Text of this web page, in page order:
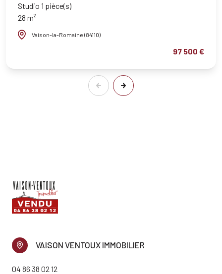
Studio 1 pièce(s)
28 m²
Vaison-la-Romaine (84110)
97 500 €
VAISON VENTOUX IMMOBILIER
04 86 38 02 12